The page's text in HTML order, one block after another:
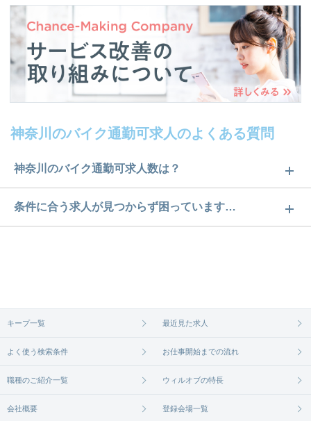
神奈川のバイク通勤可求人のよくある質問
神奈川のバイク通勤可求人数は？
神奈川のバイク通勤可求人数は493件です。どのよう
な求人があるかぜひチェックしてみてください。
条件に合う求人が見つからず困っています…
無料相談の登録はコチラから
キープ一覧 最近見た求人
よく使う検索条件 お仕事開始までの流れ
職種のご紹介一覧 ウィルオブの特長
会社概要 登録会場一覧